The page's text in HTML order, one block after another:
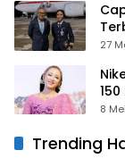
27
8
Trending